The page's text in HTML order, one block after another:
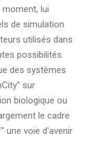
lui
de simulation
utilisés dans
possibilités
des systèmes
sur
biologique ou
le cadre
une voie d'avenir